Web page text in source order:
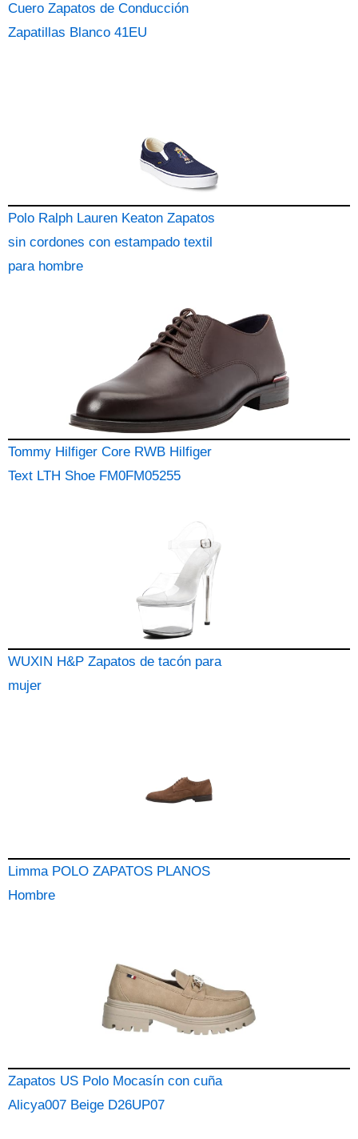
Cuero Zapatos de Conducción
Zapatillas Blanco 41EU
Polo Ralph Lauren Keaton Zapatos
sin cordones con estampado textil
para hombre
Tommy Hilfiger Core RWB Hilfiger
Text LTH Shoe FM0FM05255
WUXIN H&P Zapatos de tacón para
mujer
Limma POLO ZAPATOS PLANOS
Hombre
Zapatos US Polo Mocasín con cuña
Alicya007 Beige D26UP07